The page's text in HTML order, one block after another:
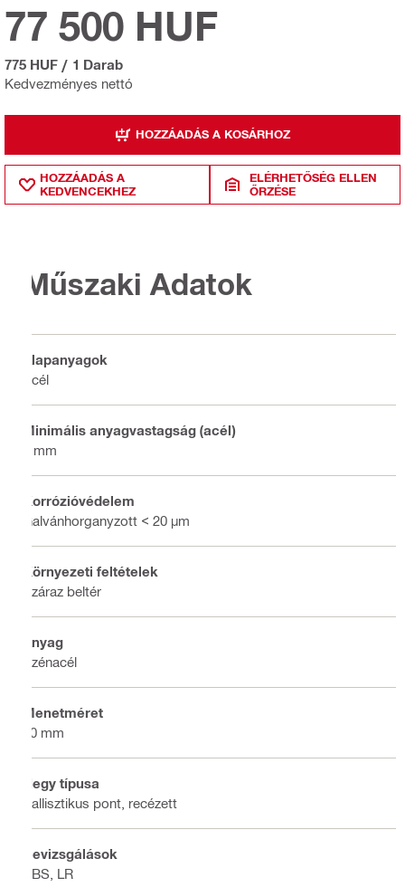
Kedvezményes nettó
77 500 HUF
775 HUF / 1 Darab
HOZZÁADÁS A KOSÁRHOZ
HOZZÁADÁS A
KEDVENCEKHEZ
ELÉRHETŐSÉG ELLEN
ŐRZÉSE
Műszaki Adatok
Alapanyagok
Acél
Minimális anyagvastagság (acél)
6 mm
Korrózióvédelem
Galvánhorganyzott < 20 µm
Környezeti feltételek
Száraz beltér
Anyag
Szénacél
Menetméret
10 mm
Hegy típusa
Ballisztikus pont, recézett
Bevizsgálások
ABS, LR